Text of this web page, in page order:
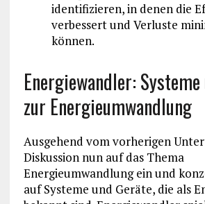
identifizieren, in denen die
verbessert und Verluste
können.
Energiewandler:
zur Energieumwandlung
Ausgehend vom vorherigen
Diskussion nun auf das Thema
Energieumwandlung ein und
auf Systeme und Geräte, die als